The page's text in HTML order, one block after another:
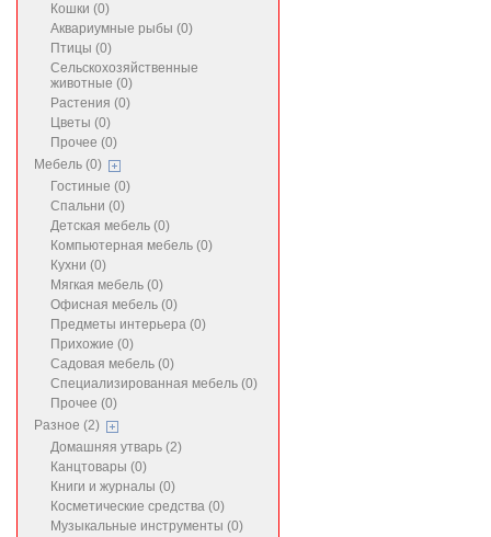
Кошки (0)
Аквариумные рыбы (0)
Птицы (0)
Сельскохозяйственные
животные (0)
Растения (0)
Цветы (0)
Прочее (0)
Мебель (0)
Гостиные (0)
Спальни (0)
Детская мебель (0)
Компьютерная мебель (0)
Кухни (0)
Мягкая мебель (0)
Офисная мебель (0)
Предметы интерьера (0)
Прихожие (0)
Садовая мебель (0)
Специализированная мебель (0)
Прочее (0)
Разное (2)
Домашняя утварь (2)
Канцтовары (0)
Книги и журналы (0)
Косметические средства (0)
Музыкальные инструменты (0)